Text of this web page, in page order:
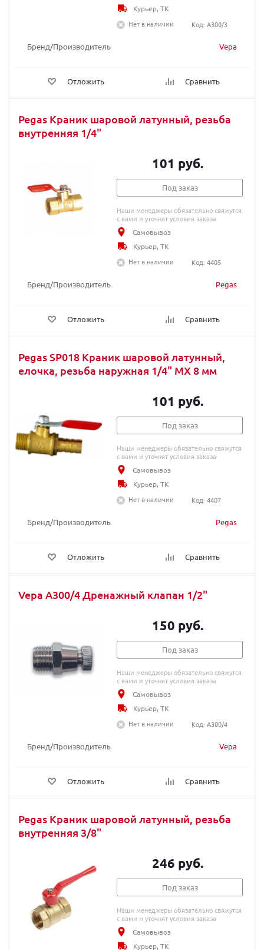
Бренд/Производитель Vepa
Отложить Сравнить
Курьер, ТК
Нет в наличии
Код: A300/3
Pegas Краник шаровой латунный, резьба
внутренняя 1/4"
Бренд/Производитель Pegas
Отложить Сравнить
101 руб.
Под заказ
Наши менеджеры обязательно свяжутся
с вами и уточнят условия заказа
Самовывоз
Курьер, ТК
Нет в наличии
Код: 4405
Pegas SP018 Краник шаровой латунный,
елочка, резьба наружная 1/4" MX 8 мм
Бренд/Производитель Pegas
Отложить Сравнить
101 руб.
Под заказ
Наши менеджеры обязательно свяжутся
с вами и уточнят условия заказа
Самовывоз
Курьер, ТК
Нет в наличии
Код: 4407
Vepa A300/4 Дренажный клапан 1/2"
Бренд/Производитель Vepa
Отложить Сравнить
150 руб.
Под заказ
Наши менеджеры обязательно свяжутся
с вами и уточнят условия заказа
Самовывоз
Курьер, ТК
Нет в наличии
Код: A300/4
Pegas Краник шаровой латунный, резьба
внутренняя 3/8"
246 руб.
Под заказ
Наши менеджеры обязательно свяжутся
с вами и уточнят условия заказа
Самовывоз
Курьер, ТК